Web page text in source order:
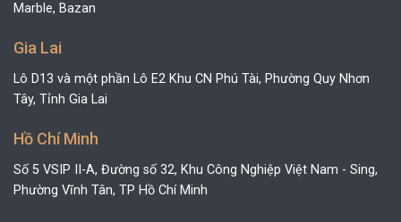
Marble, Bazan
Gia Lai
Lô D13 và một phần Lô E2 Khu CN Phú Tài, Phường Quy Nhơn
Tây, Tỉnh Gia Lai
Hồ Chí Minh
Số 5 VSIP II-A, Đường số 32, Khu Công Nghiệp Việt Nam - Sing,
Phường Vĩnh Tân, TP Hồ Chí Minh